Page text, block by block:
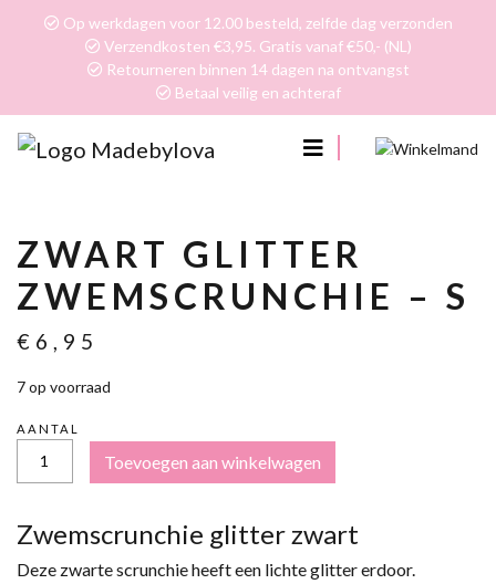
Op werkdagen voor 12.00 besteld, zelfde dag verzonden
Verzendkosten €3,95. Gratis vanaf €50,- (NL)
Retourneren binnen 14 dagen na ontvangst
Betaal veilig en achteraf
0
ZWART GLITTER
ZWEMSCRUNCHIE – S
€ 6,95
7 op voorraad
AANTAL
GLITTER
ZWEMSCRUNCHIE
AANTAL
Toevoegen aan winkelwagen
Zwemscrunchie glitter zwart
Deze zwarte scrunchie heeft een lichte glitter erdoor.